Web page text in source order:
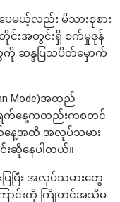
ပေမယ့်လည်း မိသားစုစား
င်းအတွင်းရှိ စက်မှုဇုန်
ဆန္ဒပြသပိတ်မှောက်
Mode)အထည်
ရက်နေ့ကတည်းကစတင်
နေ့အထိ အလုပ်သမား
းဆိုနေပါတယ်။
ြပြီး အလုပ်သမားတွေ
ာင်းကို ကြိုတင်အသိမ